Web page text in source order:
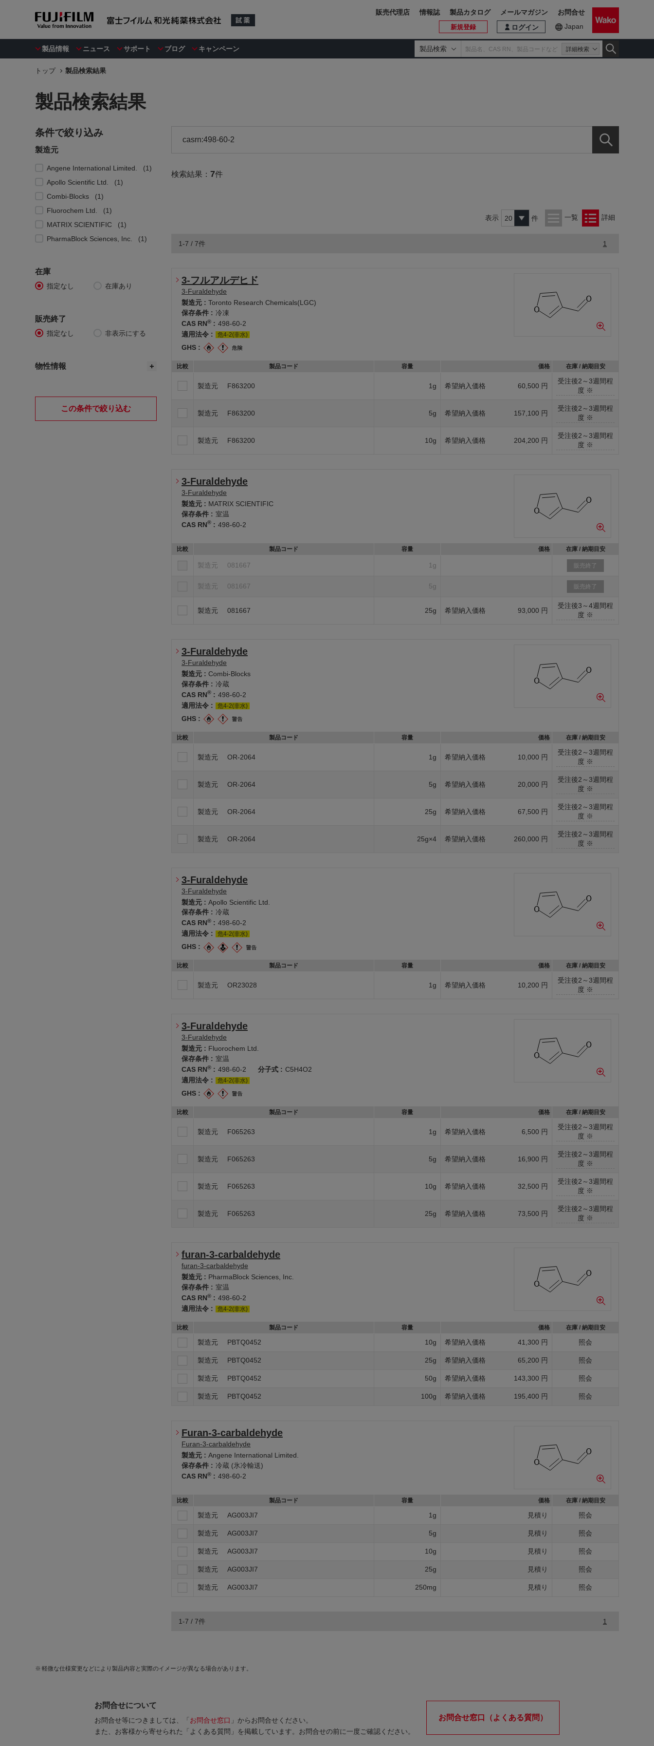
製品情報 ニュース サポート ブログ キャンペーン 製品検索 詳細検索
ログイン
新規登録 Japan
販売代理店 情報誌 製品カタログ メールマガジン お問合せ
トップ 製品検索結果
製品検索結果
条件で絞り込み
製造元
Angene International Limited.
1
Apollo Scientific Ltd.
1
Combi-Blocks
1
Fluorochem Ltd.
1
MATRIX SCIENTIFIC
1
PharmaBlock Sciences, Inc.
1
在庫
指定なし 在庫あり
販売終了
指定なし 非表示にする
物性情報
この条件で絞り込む
検索結果： 7件
表示 件 一覧 詳細
1-7 / 7件 1
3-フルアルデヒド
3-Furaldehyde
製造元 : Toronto Research Chemicals(LGC)
保存条件 : 冷凍
CAS RN® : 498-60-2
適用法令 :
危4-2(非水)
GHS :
比較 製品コード 容量 価格 在庫 / 納期目安
製造元 F863200 1g 希望納入価格 60,500 円
受注後2～3週間程
度 ※
製造元 F863200 5g 希望納入価格 157,100 円
受注後2～3週間程
度 ※
製造元 F863200 10g 希望納入価格 204,200 円
受注後2～3週間程
度 ※
3-Furaldehyde
3-Furaldehyde
製造元 : MATRIX SCIENTIFIC
保存条件 : 室温
CAS RN® : 498-60-2
比較 製品コード 容量 価格 在庫 / 納期目安
製造元 081667 1g 販売終了
製造元 081667 5g 販売終了
製造元 081667 25g 希望納入価格 93,000 円
受注後3～4週間程
度 ※
3-Furaldehyde
3-Furaldehyde
製造元 : Combi-Blocks
保存条件 : 冷蔵
CAS RN® : 498-60-2
適用法令 :
危4-2(非水)
GHS :
比較 製品コード 容量 価格 在庫 / 納期目安
製造元 OR-2064 1g 希望納入価格 10,000 円
受注後2～3週間程
度 ※
製造元 OR-2064 5g 希望納入価格 20,000 円
受注後2～3週間程
度 ※
製造元 OR-2064 25g 希望納入価格 67,500 円
受注後2～3週間程
度 ※
製造元 OR-2064 25g×4 希望納入価格 260,000 円
受注後2～3週間程
度 ※
3-Furaldehyde
3-Furaldehyde
製造元 : Apollo Scientific Ltd.
保存条件 : 冷蔵
CAS RN® : 498-60-2
適用法令 :
危4-2(非水)
GHS :
比較 製品コード 容量 価格 在庫 / 納期目安
製造元 OR23028 1g 希望納入価格 10,200 円
受注後2～3週間程
度 ※
3-Furaldehyde
3-Furaldehyde
製造元 : Fluorochem Ltd.
保存条件 : 室温
CAS RN® : 498-60-2 分子式 : C5H4O2
適用法令 :
危4-2(非水)
GHS :
比較 製品コード 容量 価格 在庫 / 納期目安
製造元 F065263 1g 希望納入価格 6,500 円
受注後2～3週間程
度 ※
製造元 F065263 5g 希望納入価格 16,900 円
受注後2～3週間程
度 ※
製造元 F065263 10g 希望納入価格 32,500 円
受注後2～3週間程
度 ※
製造元 F065263 25g 希望納入価格 73,500 円
受注後2～3週間程
度 ※
furan-3-carbaldehyde
furan-3-carbaldehyde
製造元 : PharmaBlock Sciences, Inc.
保存条件 : 室温
CAS RN® : 498-60-2
適用法令 :
危4-2(非水)
比較 製品コード 容量 価格 在庫 / 納期目安
製造元 PBTQ0452 10g 希望納入価格 41,300 円 照会
製造元 PBTQ0452 25g 希望納入価格 65,200 円 照会
製造元 PBTQ0452 50g 希望納入価格 143,300 円 照会
製造元 PBTQ0452 100g 希望納入価格 195,400 円 照会
Furan-3-carbaldehyde
Furan-3-carbaldehyde
製造元 : Angene International Limited.
保存条件 : 冷蔵 (氷冷輸送)
CAS RN® : 498-60-2
比較 製品コード 容量 価格 在庫 / 納期目安
製造元 AG003JI7 1g 見積り 照会
製造元 AG003JI7 5g 見積り 照会
製造元 AG003JI7 10g 見積り 照会
製造元 AG003JI7 25g 見積り 照会
製造元 AG003JI7 250mg 見積り 照会
1-7 / 7件 1
軽微な仕様変更などにより製品内容と実際のイメージが異なる場合があります。
お問合せについて
お問合せ等につきましては、「 お問合せ窓口 」からお問合せください。
また、お客様から寄せられた「よくある質問」を掲載しています。お問合せの前に一度ご確認ください。
お問合せ窓口（よくある質問）